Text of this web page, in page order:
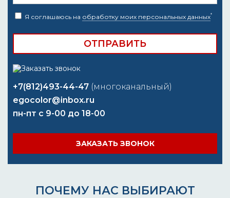
Я соглашаюсь на обработку моих персональных данных*
+7(812)493-44-47 (многоканальный)
egocolor@inbox.ru
пн-пт с 9-00 до 18-00
ЗАКАЗАТЬ ЗВОНОК
ПОЧЕМУ НАС ВЫБИРАЮТ